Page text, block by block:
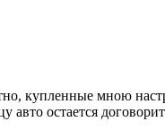
купленные мною
остается